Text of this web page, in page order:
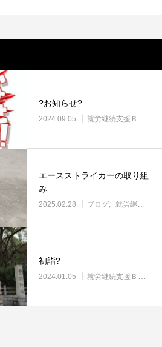
?お知らせ?
2024.09.05 就労継続支援Ｂ型・ニコサービス城東センター
エースストライカーの取り組
み
2025.02.28 ブログ 就労継続支援Ｂ型・ニコサービス城東センター
初詣?
2024.01.05 就労継続支援Ｂ型・ニコサービス城東センター